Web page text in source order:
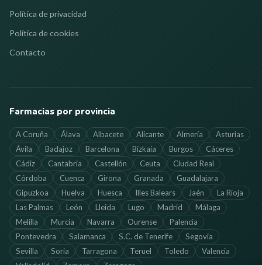
Política de privacidad
Política de cookies
Contacto
Farmacias por provincia
A Coruña Álava Albacete Alicante Almería
Asturias
Ávila
Badajoz Barcelona Bizkaia Burgos
Cáceres
Cádiz
Cantabria Castellón Ceuta
Ciudad Real
Córdoba
Cuenca Girona Granada
Guadalajara
Gipuzkoa
Huelva Huesca Illes Balears Jaén
La Rioja
Las Palmas
León Lleida Lugo Madrid
Málaga
Melilla
Murcia Navarra Ourense
Palencia
Pontevedra
Salamanca S.C. de Tenerife
Segovia
Sevilla
Soria Tarragona Teruel Toledo
Valencia